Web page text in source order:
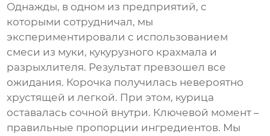
Однажды, в одном из предприятий, с
которыми сотрудничал, мы
экспериментировали с использованием
смеси из муки, кукурузного крахмала и
разрыхлителя. Результат превзошел все
ожидания. Корочка получилась невероятно
хрустящей и легкой. При этом, курица
оставалась сочной внутри. Ключевой момент –
правильные пропорции ингредиентов. Мы